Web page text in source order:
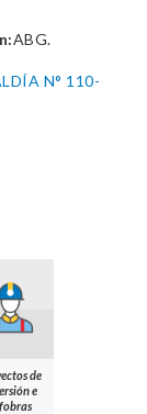
ABG.
N° 110-
de
e